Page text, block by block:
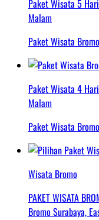
Paket Wisata 5 Hari
Malam
Paket Wisata
Paket Wisata 4 Hari
Malam
Paket Wisata
Wisata Bromo
PAKET WISATA
Bromo Surabaya,